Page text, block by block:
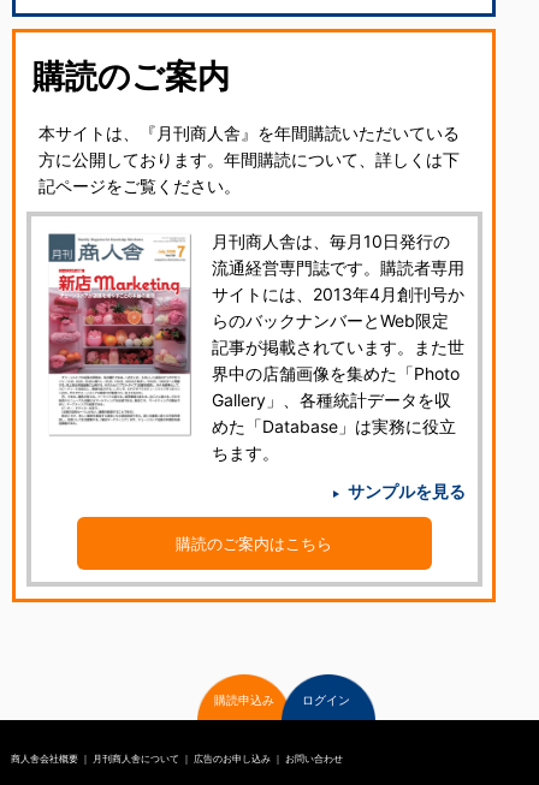
購読のご案内
本サイトは、『月刊商人舎』を年間購読いただいている
方に公開しております。年間購読について、詳しくは下
記ページをご覧ください。
月刊商人舎は、毎月10日発行の
流通経営専門誌です。購読者専用
サイトには、2013年4月創刊号か
らのバックナンバーとWeb限定
記事が掲載されています。また世
界中の店舗画像を集めた「Photo
Gallery」、各種統計データを収
めた「Database」は実務に役立
ちます。
サンプルを見る
購読のご案内はこちら
購読申込み ログイン
商人舎会社概要 ｜ 月刊商人舎について ｜ 広告のお申し込み ｜ お問い合わせ